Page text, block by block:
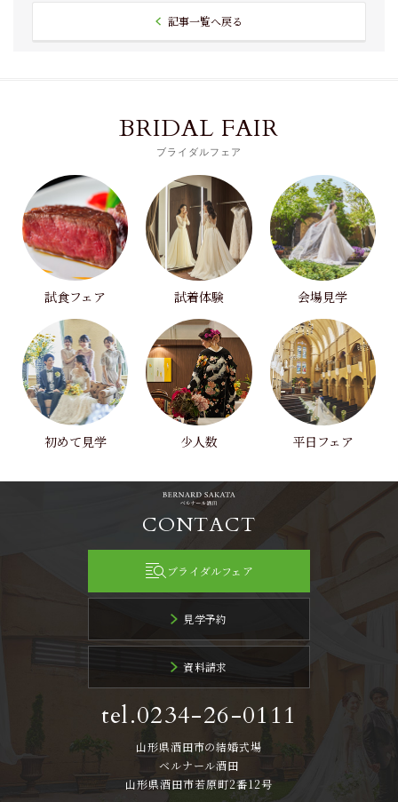
記事一覧へ戻る
BRIDAL FAIR
ブライダルフェア
試食フェア 試着体験 会場見学
初めて見学 少人数 平日フェア
CONTACT
ブライダルフェア
見学予約
資料請求
tel.0234-26-0111
山形県酒田市の結婚式場
ベルナール酒田
山形県酒田市若原町2番12号